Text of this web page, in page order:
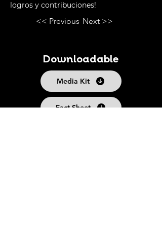
logros y contribuciones!
<< Previous Next >>
Downloadable
Media Kit
Fact Sheet